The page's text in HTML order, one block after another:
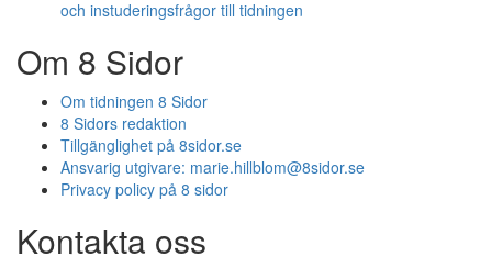
och instuderingsfrågor till tidningen
Om 8 Sidor
Om tidningen 8 Sidor
8 Sidors redaktion
Tillgänglighet på 8sidor.se
Ansvarig utgivare: marie.hillblom@8sidor.se
Privacy policy på 8 sidor
Kontakta oss